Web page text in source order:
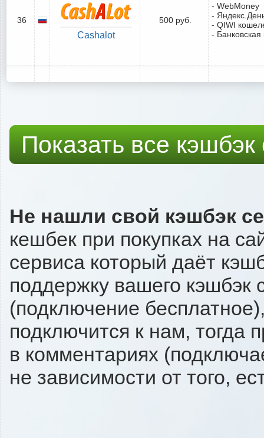
36
Cashalot
500 руб.
- WebMoney
-
- QIWI
-
Показать все
Не нашли свой кэшбэк
кешбек при покупках на
сервиса который даёт
поддержку вашего кэшбэк
(подключение
подключится к нам, тогда
в комментариях
не зависимости от того,